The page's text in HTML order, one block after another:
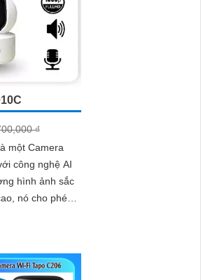
cùng tính
và theo dõi
và hiệu quả
₫
một Camera
công nghệ AI
nó cho phép